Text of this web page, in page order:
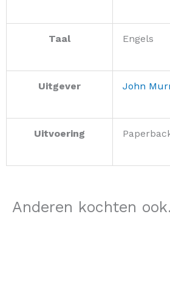
Taal Engels
Uitgever John
Uitvoering
Anderen kochten